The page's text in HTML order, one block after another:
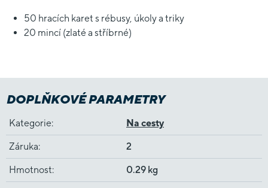
50 hracích karet s rébusy, úkoly a triky
20 mincí (zlaté a stříbrné)
DOPLŇKOVÉ PARAMETRY
Kategorie: Na cesty
Záruka: 2
Hmotnost: 0.29 kg